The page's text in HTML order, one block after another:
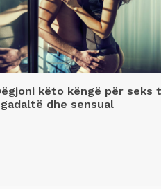
këto këngë për seks
dhe sensual